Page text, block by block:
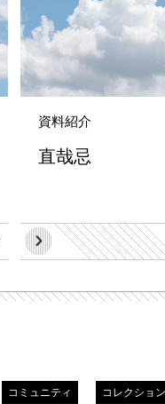
資料紹介
直哉忌
コミュニティ コレクション